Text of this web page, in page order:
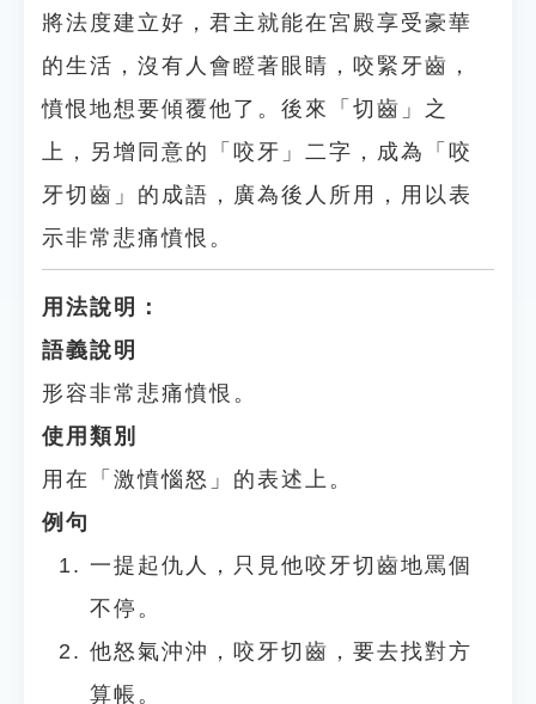
將法度建立好，君主就能在宮殿享受豪華
的生活，沒有人會瞪著眼睛，咬緊牙齒，
憤恨地想要傾覆他了。後來「切齒」之
上，另增同意的「咬牙」二字，成為「咬
牙切齒」的成語，廣為後人所用，用以表
示非常悲痛憤恨。
用法說明：
語義說明
形容非常悲痛憤恨。
使用類別
用在「激憤惱怒」的表述上。
例句
一提起仇人，只見他咬牙切齒地罵個
不停。
他怒氣沖沖，咬牙切齒，要去找對方
算帳。